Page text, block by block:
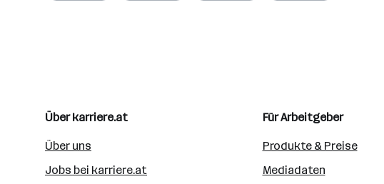
Über karriere.at
Über uns
Jobs bei karriere.at
Für Arbeitgeber
Produkte & Preise
Mediadaten